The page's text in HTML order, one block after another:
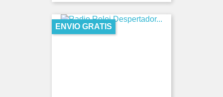
ENVIO GRATIS